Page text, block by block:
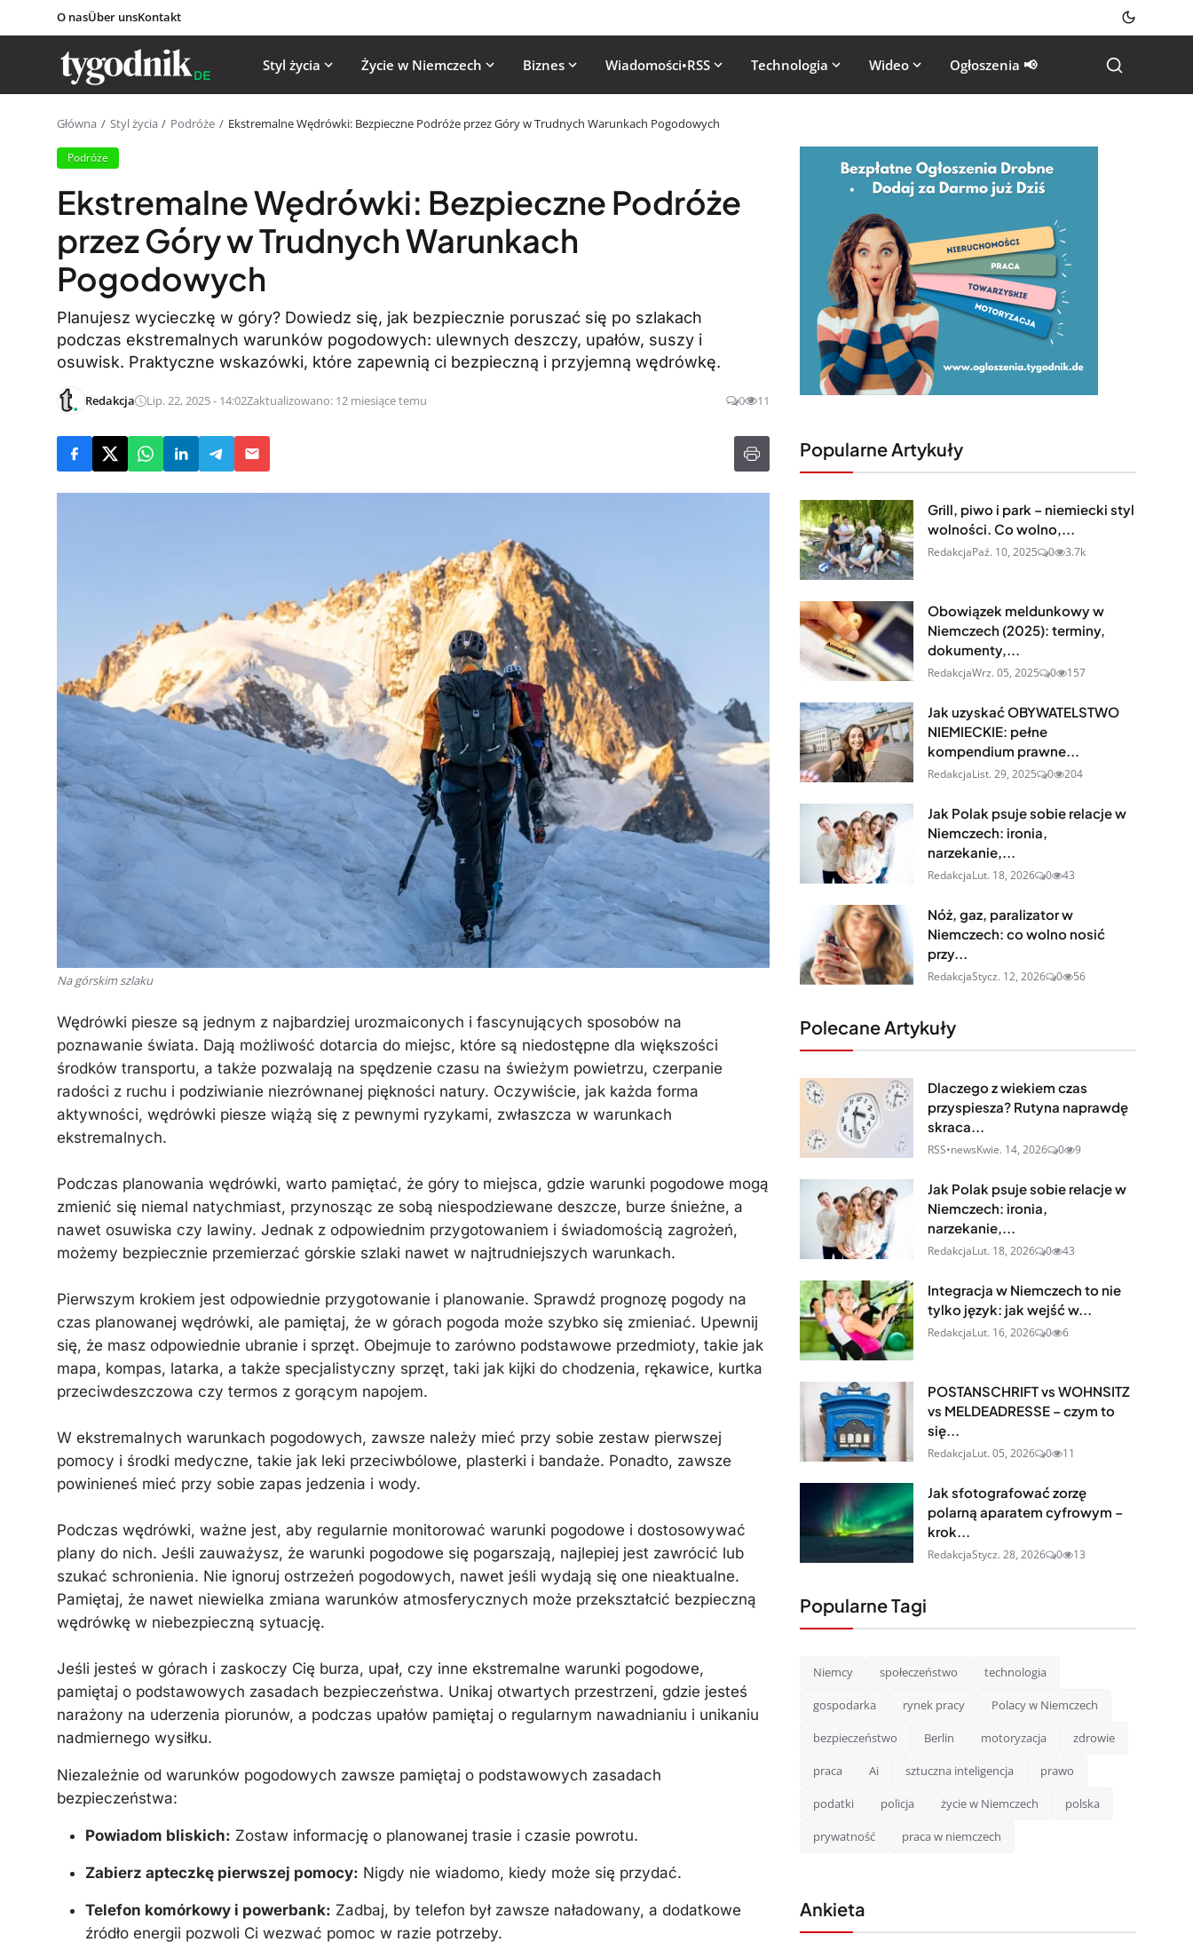
O nasÜber unsKontakt
Styl życia Życie w Niemczech Biznes Wiadomości•RSS Technologia Wideo Ogłoszenia 📢
Główna Styl życia Podróże Ekstremalne Wędrówki: Bezpieczne Podróże przez Góry w Trudnych Warunkach Pogodowych
Podróże
Ekstremalne Wędrówki: Bezpieczne Podróże
przez Góry w Trudnych Warunkach
Pogodowych
Planujesz wycieczkę w góry? Dowiedz się, jak bezpiecznie poruszać się po szlakach
podczas ekstremalnych warunków pogodowych: ulewnych deszczy, upałów, suszy i
osuwisk. Praktyczne wskazówki, które zapewnią ci bezpieczną i przyjemną wędrówkę.
Redakcja Lip. 22, 2025 - 14:02Zaktualizowano: 12 miesiące temu 0 11
Na górskim szlaku
Wędrówki piesze są jednym z najbardziej urozmaiconych i fascynujących sposobów na
poznawanie świata. Dają możliwość dotarcia do miejsc, które są niedostępne dla większości
środków transportu, a także pozwalają na spędzenie czasu na świeżym powietrzu, czerpanie
radości z ruchu i podziwianie niezrównanej piękności natury. Oczywiście, jak każda forma
aktywności, wędrówki piesze wiążą się z pewnymi ryzykami, zwłaszcza w warunkach
ekstremalnych.
Podczas planowania wędrówki, warto pamiętać, że góry to miejsca, gdzie warunki pogodowe mogą
zmienić się niemal natychmiast, przynosząc ze sobą niespodziewane deszcze, burze śnieżne, a
nawet osuwiska czy lawiny. Jednak z odpowiednim przygotowaniem i świadomością zagrożeń,
możemy bezpiecznie przemierzać górskie szlaki nawet w najtrudniejszych warunkach.
Pierwszym krokiem jest odpowiednie przygotowanie i planowanie. Sprawdź prognozę pogody na
czas planowanej wędrówki, ale pamiętaj, że w górach pogoda może szybko się zmieniać. Upewnij
się, że masz odpowiednie ubranie i sprzęt. Obejmuje to zarówno podstawowe przedmioty, takie jak
mapa, kompas, latarka, a także specjalistyczny sprzęt, taki jak kijki do chodzenia, rękawice, kurtka
przeciwdeszczowa czy termos z gorącym napojem.
W ekstremalnych warunkach pogodowych, zawsze należy mieć przy sobie zestaw pierwszej
pomocy i środki medyczne, takie jak leki przeciwbólowe, plasterki i bandaże. Ponadto, zawsze
powinieneś mieć przy sobie zapas jedzenia i wody.
Podczas wędrówki, ważne jest, aby regularnie monitorować warunki pogodowe i dostosowywać
plany do nich. Jeśli zauważysz, że warunki pogodowe się pogarszają, najlepiej jest zawrócić lub
szukać schronienia. Nie ignoruj ostrzeżeń pogodowych, nawet jeśli wydają się one nieaktualne.
Pamiętaj, że nawet niewielka zmiana warunków atmosferycznych może przekształcić bezpieczną
wędrówkę w niebezpieczną sytuację.
Jeśli jesteś w górach i zaskoczy Cię burza, upał, czy inne ekstremalne warunki pogodowe,
pamiętaj o podstawowych zasadach bezpieczeństwa. Unikaj otwartych przestrzeni, gdzie jesteś
narażony na uderzenia piorunów, a podczas upałów pamiętaj o regularnym nawadnianiu i unikaniu
nadmiernego wysiłku.
Niezależnie od warunków pogodowych zawsze pamiętaj o podstawowych zasadach
bezpieczeństwa:
Powiadom bliskich: Zostaw informację o planowanej trasie i czasie powrotu.
Zabierz apteczkę pierwszej pomocy: Nigdy nie wiadomo, kiedy może się przydać.
Telefon komórkowy i powerbank: Zadbaj, by telefon był zawsze naładowany, a dodatkowe
źródło energii pozwoli Ci wezwać pomoc w razie potrzeby.
Popularne Artykuły
Grill, piwo i park – niemiecki styl
wolności. Co wolno,...
RedakcjaPaź. 10, 2025 0 3.7k
Obowiązek meldunkowy w
Niemczech (2025): terminy,
dokumenty,...
RedakcjaWrz. 05, 2025 0 157
Jak uzyskać OBYWATELSTWO
NIEMIECKIE: pełne
kompendium prawne...
RedakcjaList. 29, 2025 0 204
Jak Polak psuje sobie relacje w
Niemczech: ironia,
narzekanie,...
RedakcjaLut. 18, 2026 0 43
Nóż, gaz, paralizator w
Niemczech: co wolno nosić
przy...
RedakcjaStycz. 12, 2026 0 56
Polecane Artykuły
Dlaczego z wiekiem czas
przyspiesza? Rutyna naprawdę
skraca...
RSS•newsKwie. 14, 2026 0 9
Jak Polak psuje sobie relacje w
Niemczech: ironia,
narzekanie,...
RedakcjaLut. 18, 2026 0 43
Integracja w Niemczech to nie
tylko język: jak wejść w...
RedakcjaLut. 16, 2026 0 6
POSTANSCHRIFT vs WOHNSITZ
vs MELDEADRESSE – czym to
się...
RedakcjaLut. 05, 2026 0 11
Jak sfotografować zorzę
polarną aparatem cyfrowym –
krok...
RedakcjaStycz. 28, 2026 0 13
Popularne Tagi
Niemcy społeczeństwo technologia
gospodarka rynek pracy Polacy w Niemczech
bezpieczeństwo Berlin motoryzacja zdrowie
praca Ai sztuczna inteligencja prawo
podatki policja życie w Niemczech polska
prywatność praca w niemczech
Ankieta